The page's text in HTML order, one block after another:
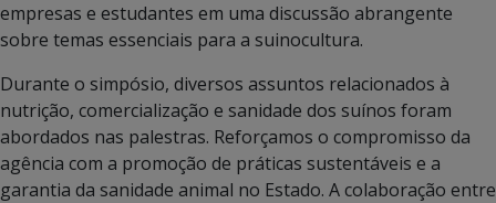
empresas e estudantes em uma discussão abrangente
sobre temas essenciais para a suinocultura.
Durante o simpósio, diversos assuntos relacionados à
nutrição, comercialização e sanidade dos suínos foram
abordados nas palestras. Reforçamos o compromisso da
agência com a promoção de práticas sustentáveis e a
garantia da sanidade animal no Estado. A colaboração entre